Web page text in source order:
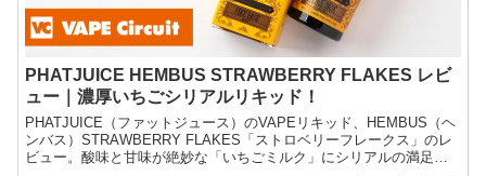
PHATJUICE HEMBUS STRAWBERRY FLAKES レビ
ュー｜濃厚いちごシリアルリキッド！
PHATJUICE（ファットジュース）のVAPEリキッド、HEMBUS（ヘ
ンバス）STRAWBERRY FLAKES「ストロベリーフレークス」のレ
ビュー。酸味と甘味が絶妙な「いちごミルク」にシリアルの満足感